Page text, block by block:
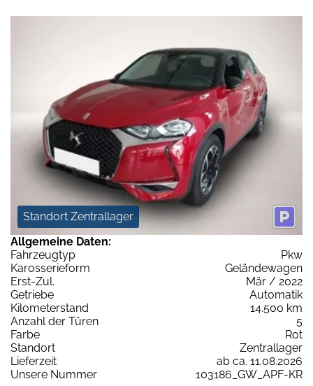
Standort Zentrallager
Allgemeine Daten:
Fahrzeugtyp
Pkw
Karosserieform
Geländewagen
Erst-Zul.
Mär / 2022
Getriebe
Automatik
Kilometerstand
14.500 km
Anzahl der Türen
5
Farbe
Rot
Standort
Zentrallager
Lieferzeit
ab ca. 11.08.2026
Unsere Nummer
103186_GW_APF-KR